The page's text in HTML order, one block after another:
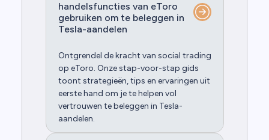
handelsfuncties van eToro
gebruiken om te beleggen in
Tesla-aandelen
Ontgrendel de kracht van social trading
op eToro. Onze stap-voor-stap gids
toont strategieën, tips en ervaringen uit
eerste hand om je te helpen vol
vertrouwen te beleggen in Tesla-
aandelen.